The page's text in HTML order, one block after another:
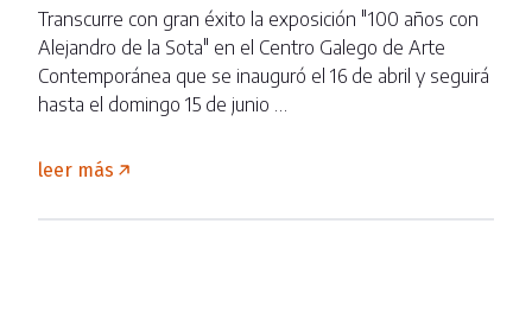
Transcurre con gran éxito la exposición "100 años con
Alejandro de la Sota" en el Centro Galego de Arte
Contemporánea que se inauguró el 16 de abril y seguirá
hasta el domingo 15 de junio …
leer más